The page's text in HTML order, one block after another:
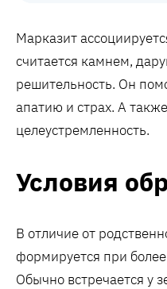
Марказит
считается камнем,
решительность. Он
апатию и страх. А
целеустремленность.
Условия
В отличие от
формируется при
Обычно встречается у